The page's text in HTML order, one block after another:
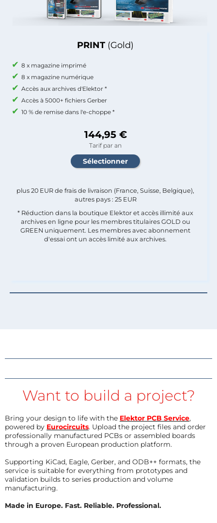
PRINT (Gold)
8 x magazine imprimé
8 x magazine numérique
Accès aux archives d'Elektor *
Accès à 5000+ fichiers Gerber
10 % de remise dans l'e-choppe *
144,95 €
Tarif par an
plus 20 EUR de frais de livraison (France, Suisse, Belgique),
autres pays : 25 EUR
* Réduction dans la boutique Elektor et accès illimité aux
archives en ligne pour les membres titulaires GOLD ou
GREEN uniquement. Les membres avec abonnement
d'essai ont un accès limité aux archives.
Want to build a project?
Bring your design to life with the Elektor PCB Service,
powered by Eurocircuits. Upload the project files and order
professionally manufactured PCBs or assembled boards
through a proven European production platform.
Supporting KiCad, Eagle, Gerber, and ODB++ formats, the
service is suitable for everything from prototypes and
validation builds to series production and volume
manufacturing.
Made in Europe. Fast. Reliable. Professional.